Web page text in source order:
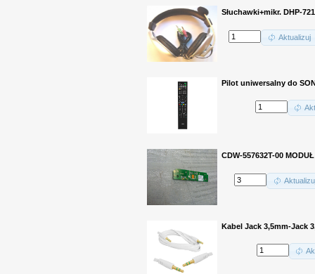
Słuchawki+mikr. DHP-
Aktualizuj
Pilot uniwersalny do
CDW-557632T-00
Kabel Jack 3,5mm-Jack